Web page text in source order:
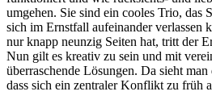
umgehen. Sie sind ein cooles Trio, das
sich im Ernstfall aufeinander verlassen
nur knapp neunzig Seiten hat, tritt der
Nun gilt es kreativ zu sein und mit
überraschende Lösungen. Da sieht
dass sich ein zentraler Konflikt zu früh